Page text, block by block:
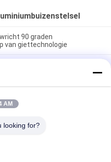
90 graden
van giettechnologie
tube-systemen en
aluminiumpiepenverbinding
voor
AM
looking for?